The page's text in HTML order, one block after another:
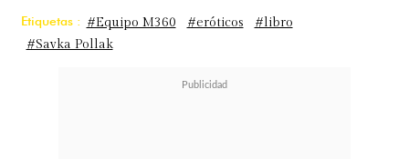
Etiquetas : #Equipo M360 #eróticos
#libro
#Savka Pollak